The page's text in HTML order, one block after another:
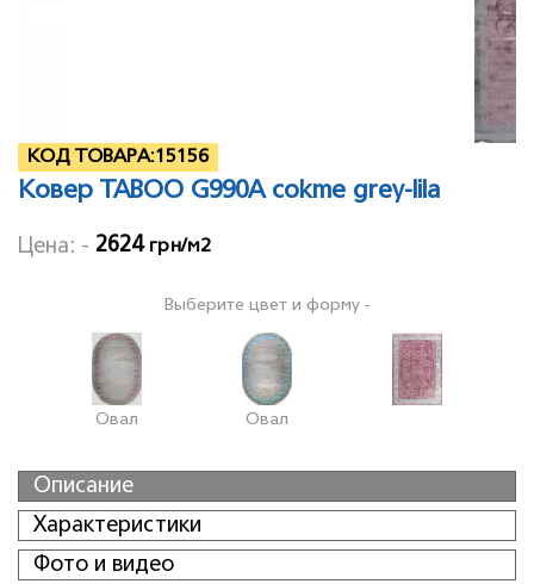
КОД ТОВАРА:15156
Ковер TABOO G990A cokme grey-lila
Цена: - 2624 грн/м2
Выберите цвет и форму -
Овал Овал
Описание
Характеристики
Фото и видео